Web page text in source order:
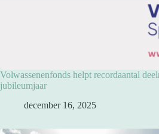
Volwassenenfonds helpt recordaantal
jubileumjaar
december 16, 2025